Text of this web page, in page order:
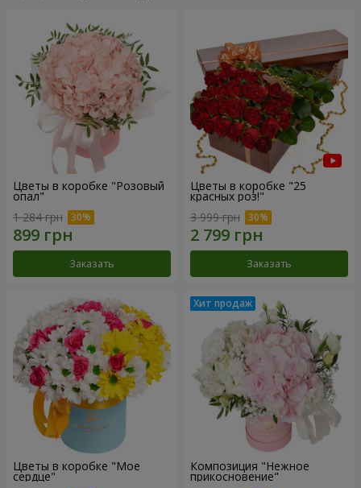
Цветы в коробке "Розовый
опал"
1 284 грн
Заказать
Цветы в коробке "25
красных роз!"
3 999 грн
Заказать
Цветы в коробке "Мое
сердце"
Композиция "Нежное
прикосновение"